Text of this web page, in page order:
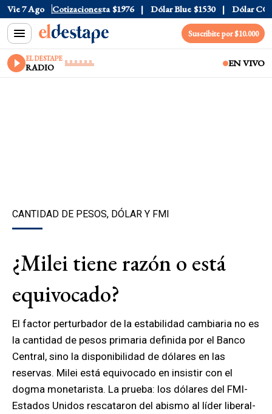
Vie 7 Ago Cotizaciones
$1520 Dólar Tarjeta $1976 Dólar Blue $1530 Dólar CCL
Suscribite por $10.000
EL DESTAPE
RADIO EN VIVO
CANTIDAD DE PESOS, DÓLAR Y FMI
¿Milei tiene razón o está
equivocado?
El factor perturbador de la estabilidad cambiaria no es
la cantidad de pesos primaria definida por el Banco
Central, sino la disponibilidad de dólares en las
reservas. Milei está equivocado en insistir con el
dogma monetarista. La prueba: los dólares del FMI-
Estados Unidos rescataron del abismo al líder liberal-